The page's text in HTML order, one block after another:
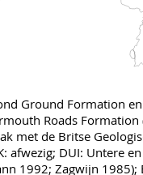
Ground Formation
Roads Formation
met de Britse
afwezig; DUI: Untere
1992; Zagwijn 1985);